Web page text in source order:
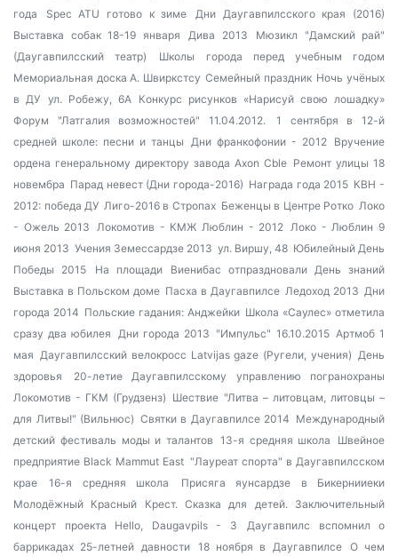
года
Spec ATU готово к зиме
Дни Даугавпилсского края (2016)
Выставка собак 18-19 января
Дива 2013
Мюзикл "Дамский рай"
(Даугавпилсский театр)
Школы города перед учебным годом
Мемориальная доска А. Швиркстсу Семейный праздник Ночь учёных
в ДУ
ул. Робежу, 6А
Конкурс рисунков «Нарисуй свою лошадку»
Форум "Латгалия возможностей" 11.04.2012.
1 сентября в 12-й
средней школе: песни и танцы Дни франкофонии - 2012 Вручение
ордена генеральному директору завода Axon Cble Ремонт улицы 18
новембра Парад невест (Дни города-2016) Награда года 2015 КВН -
2012: победа ДУ Лиго-2016 в Стропах Беженцы в Центре Ротко Локо
- Ожель 2013
Локомотив - КМЖ Люблин - 2012 Локо - Люблин 9
июня 2013 Учения Земессардзе 2013 ул. Виршу, 48 Юбилейный День
Победы 2015
На площади Виенибас отпраздновали День знаний
Выставка в Польском доме Пасха в Даугавпилсе Ледоход 2013 Дни
города 2014 Польские гадания: Анджейки Школа «Саулес» отметила
сразу два юбилея Дни города 2013 "Импульс" 16.10.2015 Артмоб 1
мая Даугавпилсский велокросс Latvijas gaze (Ругели, учения) День
здоровья
20-летие Даугавпилсскому управлению погранохраны
Локомотив - ГКМ (Грудзенз) Шествие "Литва – литовцам, литовцы –
для Литвы!" (Вильнюс) Святки в Даугавпилсе 2014 Международный
детский фестиваль моды и талантов 13-я средняя школа
Швейное
предприятие Black Mammut East "Лауреат спорта" в Даугавпилсском
крае
16-я средняя школа
Присяга яунсардзе в Бикернииеки
Молодёжный Красный Крест. Сказка для детей. Заключительный
концерт проекта Hello, Daugavpils - 3
Даугавпилс вспомнил о
баррикадах 25-летней давности
18 ноября в Даугавпилсе
О чем